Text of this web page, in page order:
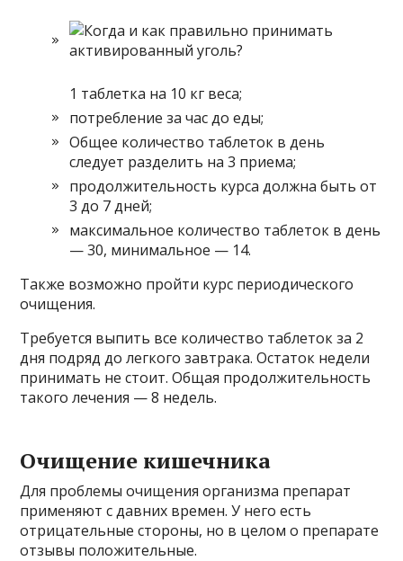
1 таблетка на 10 кг веса;
потребление за час до еды;
Общее количество таблеток в день
следует разделить на 3 приема;
продолжительность курса должна быть от
3 до 7 дней;
максимальное количество таблеток в день
— 30, минимальное — 14.
Также возможно пройти курс периодического
очищения.
Требуется выпить все количество таблеток за 2
дня подряд до легкого завтрака. Остаток недели
принимать не стоит. Общая продолжительность
такого лечения — 8 недель.
Очищение кишечника
Для проблемы очищения организма препарат
применяют с давних времен. У него есть
отрицательные стороны, но в целом о препарате
отзывы положительные.